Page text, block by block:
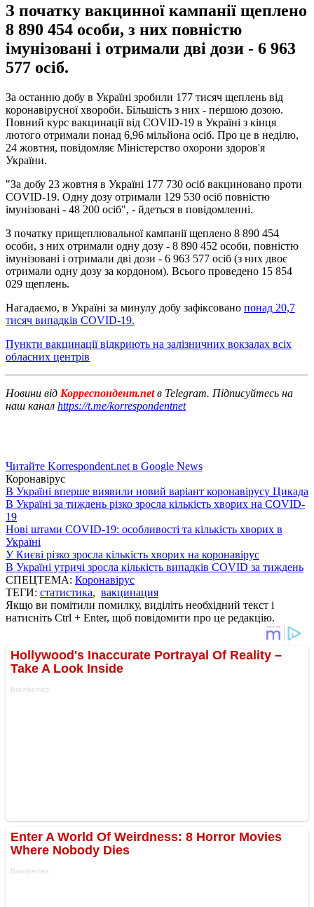
З початку вакцинної кампанії щеплено
8 890 454 особи, з них повністю
імунізовані і отримали дві дози - 6 963
577 осіб.
За останню добу в Україні зробили 177 тисяч щеплень від
коронавірусної хвороби. Більшість з них - першою дозою.
Повний курс вакцинації від COVID-19 в Україні з кінця
лютого отримали понад 6,96 мільйона осіб. Про це в неділю,
24 жовтня, повідомляє Міністерство охорони здоров'я
України.
"За добу 23 жовтня в Україні 177 730 осіб вакциновано проти
COVID-19. Одну дозу отримали 129 530 осіб повністю
імунізовані - 48 200 осіб", - йдеться в повідомленні.
З початку прищеплювальної кампанії щеплено 8 890 454
особи, з них отримали одну дозу - 8 890 452 особи, повністю
імунізовані і отримали дві дози - 6 963 577 осіб (з них двоє
отримали одну дозу за кордоном). Всього проведено 15 854
029 щеплень.
Нагадаємо, в Україні за минулу добу зафіксовано понад 20,7
тисяч випадків COVID-19.
Пункти вакцинації відкриють на залізничних вокзалах всіх
обласних центрів
Новини від Корреспондент.netв Telegram. Підписуйтесь на
наш канал https://t.me/korrespondentnet
Читайте Korrespondent.net в Google News
Коронавірус
В Україні вперше виявили новий варіант коронавірусу Цикада
В Україні за тиждень різко зросла кількість хворих на COVID-
19
Нові штами COVID-19: особливості та кількість хворих в
Україні
У Києві різко зросла кількість хворих на коронавірус
В Україні утричі зросла кількість випадків COVID за тиждень
СПЕЦТЕМА: Коронавірус
ТЕГИ: статистика, вакцинация
Якщо ви помітили помилку, виділіть необхідний текст і
натисніть Ctrl + Enter, щоб повідомити про це редакцію.